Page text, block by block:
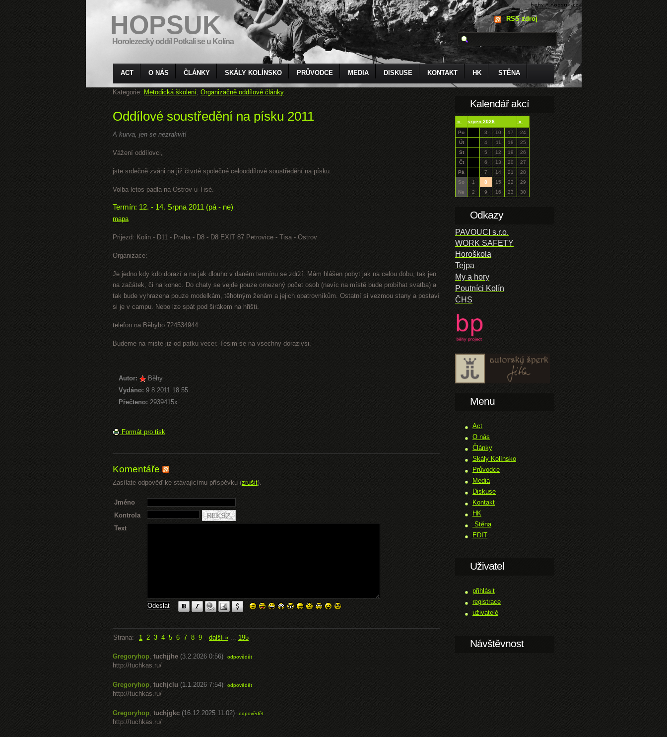
HOPSUK
Horolezecký oddíl Potkali se u Kolína
RSS zdroj
ACT O NÁS ČLÁNKY SKÁLY KOLÍNSKO PRŮVODCE MEDIA DISKUSE KONTAKT HK STĚNA
Kategorie: Metodická školení, Organizačně oddílové články
Oddílové soustředění na písku 2011
A kurva, jen se nezrakvit!
Vážení oddílovci,
jste srdečně zváni na již čtvrté společné celooddílové soustředění na písku.
Volba letos padla na Ostrov u Tisé.
Termín: 12. - 14. Srpna 2011 (pá - ne)
mapa
Prijezd: Kolin - D11 - Praha - D8 - D8 EXIT 87 Petrovice - Tisa - Ostrov
Organizace:
Je jedno kdy kdo dorazí a na jak dlouho v daném termínu se zdrží. Mám hlášen pobyt jak na celou dobu, tak jen
na začátek, či na konec. Do chaty se vejde pouze omezený počet osob (navíc na místě bude probíhat svatba) a
tak bude vyhrazena pouze modelkám, těhotným ženám a jejich opatrovníkům. Ostatní si vezmou stany a postaví
si je v campu. Nebo lze spát pod širákem na hřišti.
telefon na Běhyho 724534944
Budeme na miste jiz od patku vecer. Tesim se na vsechny dorazivsi.
Autor:
Běhy
Vydáno: 9.8.2011 18:55
Přečteno: 2939415x
Formát pro tisk
Komentáře
Zasílate odpověď ke stávajícímu příspěvku (zrušit).
Jméno
Kontrola
Text
Strana: 1 2 3 4 5 6 7 8 9 další » ... 195
Gregoryhop, tuchjjhe (3.2.2026 0:56) odpovědět
http://tuchkas.ru/
Gregoryhop, tuchjclu (1.1.2026 7:54) odpovědět
http://tuchkas.ru/
Gregoryhop, tuchjgkc (16.12.2025 11:02) odpovědět
http://tuchkas.ru/
Kalendář akcí
« srpen 2026
»
Po
3 10 17
24
Út
4 11 18
25
St
5 12 19
26
Čt
6 13 20
27
Pá
7 14 21
28
So
1 8 15 22
29
Ne
2 9 16 23 30
Odkazy
PAVOUCI s.r.o.
WORK SAFETY
Horoškola
Tejpa
My a hory
Poutníci Kolín
ČHS
Menu
Act
O nás
Články
Skály Kolínsko
Průvodce
Media
Diskuse
Kontakt
HK
Stěna
EDIT
Uživatel
přihlásit
registrace
uživatelé
Návštěvnost